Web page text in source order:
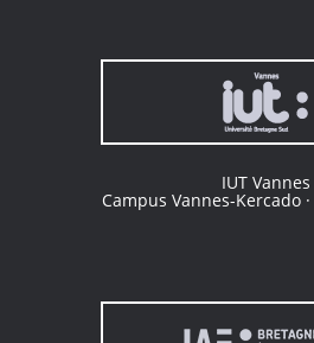
IUT Vannes
Campus Vannes-Kercado ·